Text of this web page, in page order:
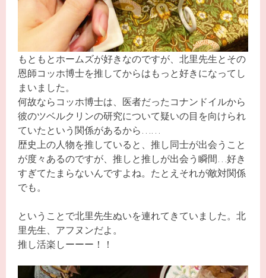
もともとホームズが好きなのですが、北里先生とその
恩師コッホ博士を推してからはもっと好きになってし
まいました。
何故ならコッホ博士は、医者だったコナンドイルから
彼のツベルクリンの研究について疑いの目を向けられ
ていたという関係があるから……
歴史上の人物を推していると、推し同士が出会うこと
が度々あるのですが、推しと推しが出会う瞬間…好き
すぎてたまらないんですよね。たとえそれが敵対関係
でも。
ということで北里先生ぬいを連れてきていました。北
里先生、アフヌンだよ。
推し活楽しーーー！！